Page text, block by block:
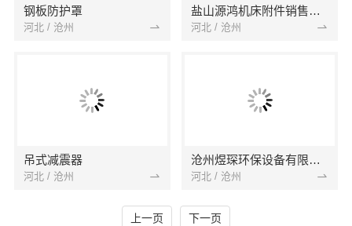
钢板防护罩
河北 / 沧州
盐山源鸿机床附件销售中心
河北 / 沧州
吊式减震器
河北 / 沧州
沧州煜琛环保设备有限公司
河北 / 沧州
上一页 下一页